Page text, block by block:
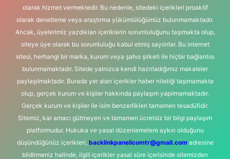
olarak hizmet vermektedir. Bu nedenle, sitedeki içerikleri proaktif
olarak denetleme veya araştırma yükümlülüğümüz bulunmamaktadır.
Ancak, üyelerimiz yazdıkları içeriklerin sorumluluğunu taşımakta olup,
siteye üye olarak bu sorumluluğu kabul etmiş sayılırlar. Bu internet
sitesi, herhangi bir marka, kurum veya şahıs şirketi ile hiçbir bağlantısı
bulunmamaktadır. Sitede yalnızca kendi hazırladığımız makaleler
paylaşılmaktadır. Burada yer alan içerikler haber niteliği taşımamakta
olup, gerçek kurum ve kişiler hakkında paylaşım yapılmamaktadır.
Gerçek kurum ve kişiler ile isim benzerlikleri tamamen tesadüfidir.
Sitemiz, kar amacı gütmeyen ve tamamen ücretsiz bir bilgi paylaşım
platformudur. Hukuka ve yasal düzenlemelere aykırı olduğunu
düşündüğünüz içerikleri, backlinkpanelicomtr@gmail.comadresine
bildirmeniz halinde, ilgili içerikler yasal süre içerisinde sitemizden